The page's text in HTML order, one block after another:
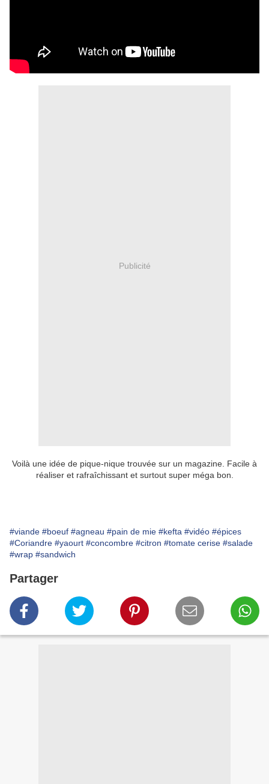
Publicité
Voilà une idée de pique-nique trouvée sur un magazine. Facile à
réaliser et rafraîchissant et surtout super méga bon.
#viande #boeuf #agneau #pain de mie #kefta #vidéo #épices
#Coriandre #yaourt #concombre #citron #tomate cerise #salade
#wrap #sandwich
Partager